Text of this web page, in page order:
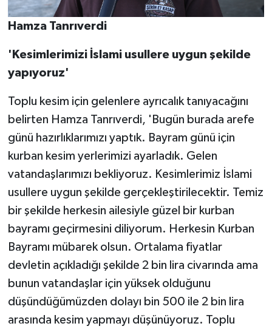
Hamza Tanrıverdi
'Kesimlerimizi İslami usullere uygun şekilde
yapıyoruz'
Toplu kesim için gelenlere ayrıcalık tanıyacağını
belirten Hamza Tanrıverdi, 'Bugün burada arefe
günü hazırlıklarımızı yaptık. Bayram günü için
kurban kesim yerlerimizi ayarladık. Gelen
vatandaşlarımızı bekliyoruz. Kesimlerimiz İslami
usullere uygun şekilde gerçekleştirilecektir. Temiz
bir şekilde herkesin ailesiyle güzel bir kurban
bayramı geçirmesini diliyorum. Herkesin Kurban
Bayramı mübarek olsun. Ortalama fiyatlar
devletin açıkladığı şekilde 2 bin lira civarında ama
bunun vatandaşlar için yüksek olduğunu
düşündüğümüzden dolayı bin 500 ile 2 bin lira
arasında kesim yapmayı düşünüyoruz. Toplu